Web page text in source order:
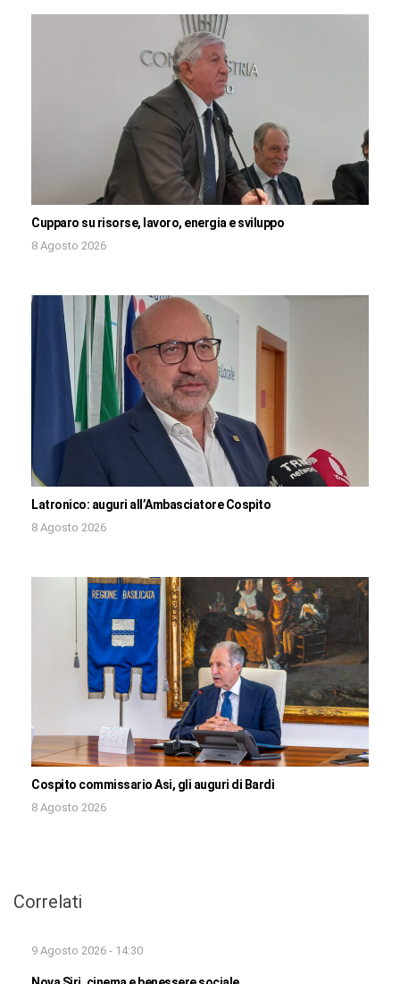
Cupparo su risorse, lavoro, energia e sviluppo
8 Agosto 2026
Latronico: auguri all’Ambasciatore Cospito
8 Agosto 2026
Cospito commissario Asi, gli auguri di Bardi
8 Agosto 2026
Correlati
9 Agosto 2026 - 14:30